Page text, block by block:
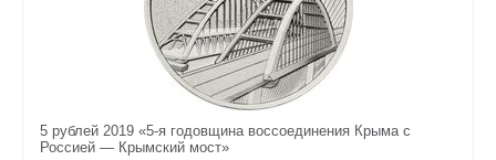
5 рублей 2019 «5-я годовщина воссоединения Крыма с
Россией — Крымский мост»